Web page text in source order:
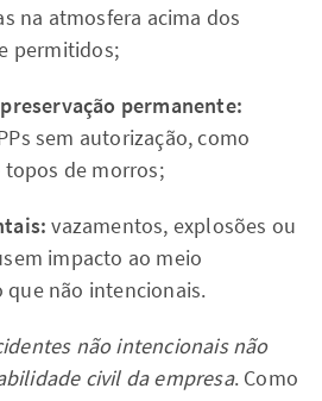
na atmosfera acima dos
permitidos;
permanente:
sem autorização, como
topos de morros;
vazamentos, explosões ou
impacto ao meio
que não intencionais.
não intencionais não
civil da empresa. Como